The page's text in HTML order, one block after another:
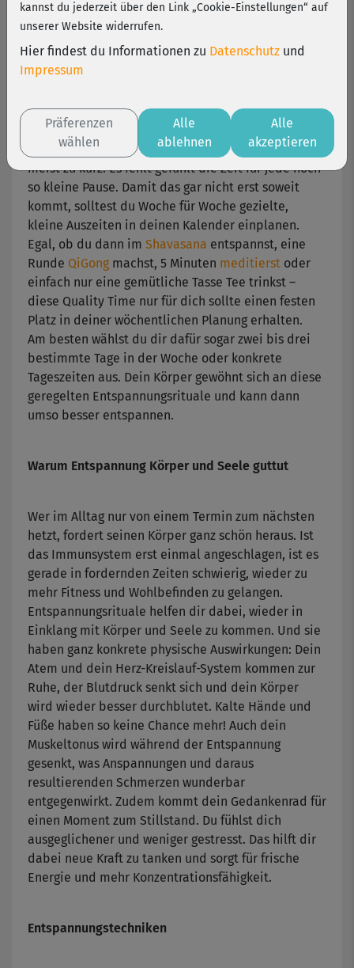
nicht einfach mal alle Viere gerade sein lassen? Mit
diesen Entspannungsritualen gelingt dir das
bestimmt!
An vollen Arbeitstagen kommt die Entspannung
meist zu kurz. Es fehlt gefühlt die Zeit für jede noch
so kleine Pause. Damit das gar nicht erst soweit
kommt, solltest du Woche für Woche gezielte,
kleine Auszeiten in deinen Kalender einplanen.
Egal, ob du dann im Shavasana entspannst, eine
Runde QiGong machst, 5 Minuten meditierst oder
einfach nur eine gemütliche Tasse Tee trinkst –
diese Quality Time nur für dich sollte einen festen
Platz in deiner wöchentlichen Planung erhalten.
Am besten wählst du dir dafür sogar zwei bis drei
bestimmte Tage in der Woche oder konkrete
Tageszeiten aus. Dein Körper gewöhnt sich an diese
geregelten Entspannungsrituale und kann dann
umso besser entspannen.
Warum Entspannung Körper und Seele guttut
Wer im Alltag nur von einem Termin zum nächsten
hetzt, fordert seinen Körper ganz schön heraus. Ist
das Immunsystem erst einmal angeschlagen, ist es
gerade in fordernden Zeiten schwierig, wieder zu
mehr Fitness und Wohlbefinden zu gelangen.
Entspannungsrituale helfen dir dabei, wieder in
Einklang mit Körper und Seele zu kommen. Und sie
haben ganz konkrete physische Auswirkungen: Dein
Atem und dein Herz-Kreislauf-System kommen zur
Ruhe, der Blutdruck senkt sich und dein Körper
wird wieder besser durchblutet. Kalte Hände und
Füße haben so keine Chance mehr! Auch dein
Muskeltonus wird während der Entspannung
gesenkt, was Anspannungen und daraus
resultierenden Schmerzen wunderbar
entgegenwirkt. Zudem kommt dein Gedankenrad für
einen Moment zum Stillstand. Du fühlst dich
ausgeglichener und weniger gestresst. Das hilft dir
dabei neue Kraft zu tanken und sorgt für frische
Energie und mehr Konzentrationsfähigkeit.
Entspannungstechniken
kannst du jederzeit über den Link „Cookie-Einstellungen“ auf
unserer Website widerrufen.
Hier findest du Informationen zu Datenschutz und
Impressum
Präferenzen
wählen
Alle
ablehnen
Alle
akzeptieren